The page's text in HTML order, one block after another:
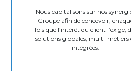
Nous capitalisons sur nos
Groupe afin de concevoir,
fois que l’intérêt du client l’exige,
solutions globales, multi-métiers
intégrées.